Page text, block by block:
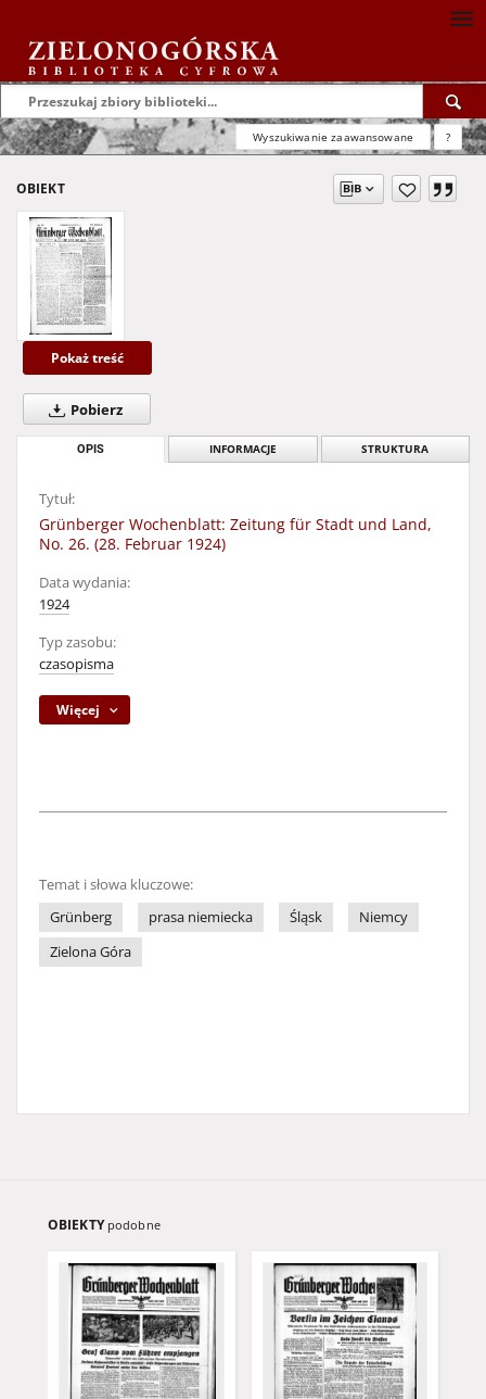
Wyszukiwanie zaawansowane ?
OBIEKT
Pokaż treść
Pobierz
OPIS INFORMACJE STRUKTURA
Tytuł:
Grünberger Wochenblatt: Zeitung für Stadt und Land,
No. 26. (28. Februar 1924)
Data wydania:
1924
Typ zasobu:
czasopisma
Więcej
Temat i słowa kluczowe:
Grünberg
prasa niemiecka Śląsk
Niemcy
Zielona Góra
OBIEKTY podobne